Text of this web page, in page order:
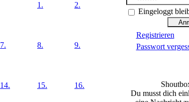
1.
2.
7. 8. 9.
14. 15. 16.
Eingeloggt
Registrieren
Passwort
Du musst dich